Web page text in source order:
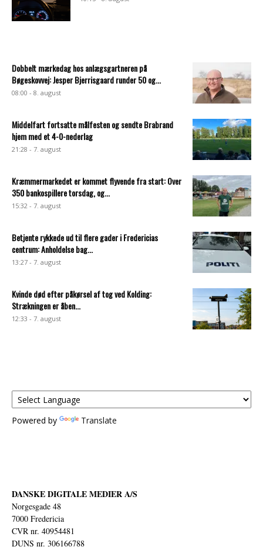
Dobbelt mærkedag hos anlægsgartneren på
Bøgeskovvej: Jesper Bjerrisgaard runder 50 og...
08:00 - 8. august
Middelfart fortsatte målfesten og sendte Brabrand
hjem med et 4-0-nederlag
21:28 - 7. august
Kræmmermarkedet er kommet flyvende fra start: Over
350 bankospillere torsdag, og...
15:32 - 7. august
Betjente rykkede ud til flere gader i Fredericias
centrum: Anholdelse bag...
13:27 - 7. august
Kvinde død efter påkørsel af tog ved Kolding:
Strækningen er åben...
12:33 - 7. august
Powered by Translate
DANSKE DIGITALE MEDIER A/S
Norgesgade 48
7000 Fredericia
CVR nr. 40954481
DUNS nr. 306166788